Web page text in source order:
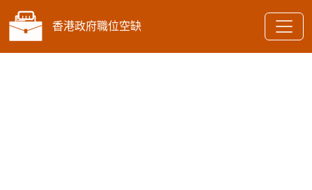
香港政府職位空缺